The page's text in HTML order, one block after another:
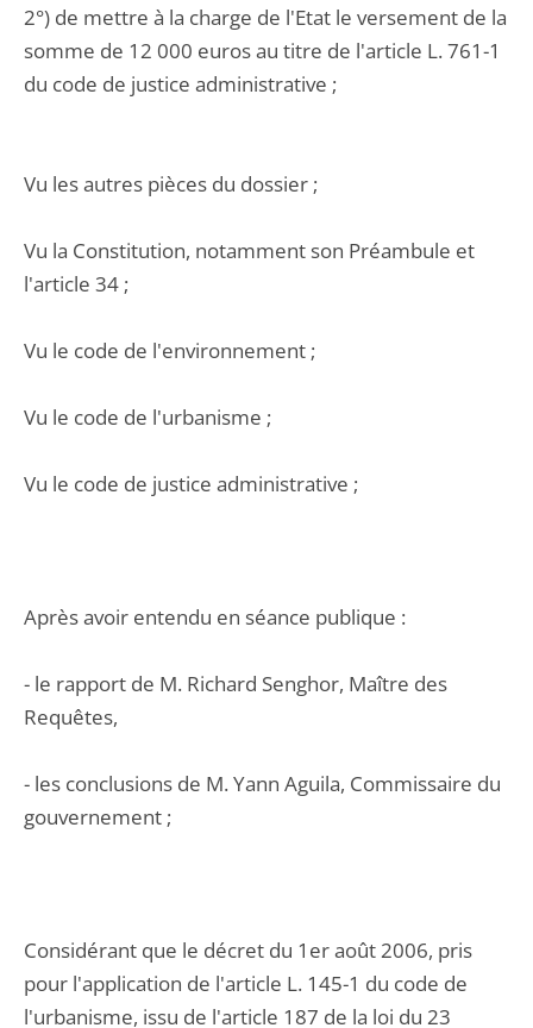
2°) de mettre à la charge de l'Etat le versement de la
somme de 12 000 euros au titre de l'article L. 761-1
du code de justice administrative ;
Vu les autres pièces du dossier ;
Vu la Constitution, notamment son Préambule et
l'article 34 ;
Vu le code de l'environnement ;
Vu le code de l'urbanisme ;
Vu le code de justice administrative ;
Après avoir entendu en séance publique :
- le rapport de M. Richard Senghor, Maître des
Requêtes,
- les conclusions de M. Yann Aguila, Commissaire du
gouvernement ;
Considérant que le décret du 1er août 2006, pris
pour l'application de l'article L. 145-1 du code de
l'urbanisme, issu de l'article 187 de la loi du 23